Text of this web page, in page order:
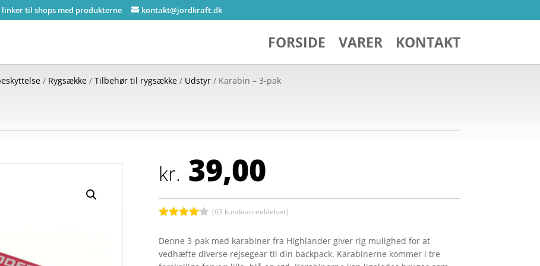
linker til shops med produkterne kontakt@jordkraft.dk
FORSIDE VARER KONTAKT
/ Rygsække /Tilbehør til rygsække / Udstyr / Karabin – 3-pak
kr. 39,00
ud af 5
baseret
på
(63 kundeanmeldelser)
Denne 3-pak med karabiner fra Highlander giver rig mulighed for at
vedhæfte diverse rejsegear til din backpack. Karabinerne kommer i tre